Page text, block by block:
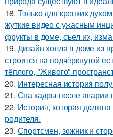
18. Только для крепких
жуткие видео с ужасным
фрукты в доме, съел их,
19. Дизайн холла в доме из
строится на подчёркнутой
тёплого, "Живого"
20. Интересная история
21. Она кадры после аварии
22. История, которая должна
родителя.
23. Спортсмен, зожник и